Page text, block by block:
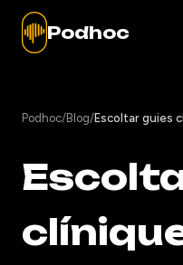
Podhoc
Podhoc/Blog/Escoltar guies